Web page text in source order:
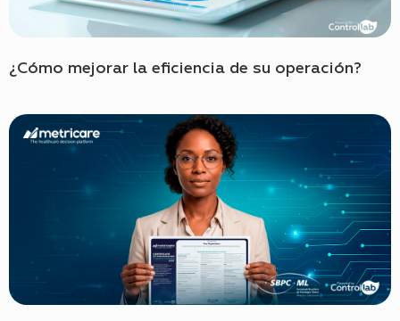
¿Cómo mejorar la eficiencia de su operación?